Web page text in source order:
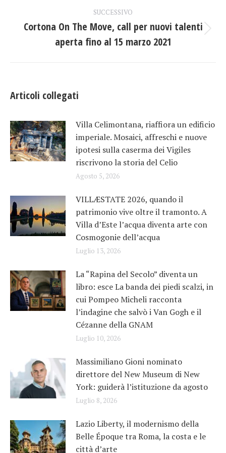
post
SUCCESSIVO
Prossimo
post:
Cortona On The Move, call per nuovi talenti
aperta fino al 15 marzo 2021
Articoli collegati
Villa Celimontana, riaffiora un edificio
imperiale. Mosaici, affreschi e nuove
ipotesi sulla caserma dei Vigiles
riscrivono la storia del Celio
Agosto 5, 2026
VILLÆSTATE 2026, quando il
patrimonio vive oltre il tramonto. A
Villa d’Este l’acqua diventa arte con
Cosmogonie dell’acqua
Luglio 13, 2026
La “Rapina del Secolo” diventa un
libro: esce La banda dei piedi scalzi, in
cui Pompeo Micheli racconta
l’indagine che salvò i Van Gogh e il
Cézanne della GNAM
Luglio 10, 2026
Massimiliano Gioni nominato
direttore del New Museum di New
York: guiderà l’istituzione da agosto
Luglio 8, 2026
Lazio Liberty, il modernismo della
Belle Époque tra Roma, la costa e le
città d’arte